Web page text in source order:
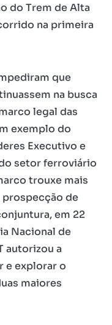
do Trem de Alta
na primeira
que
na busca
legal das
exemplo do
Executivo e
setor ferroviário
trouxe mais
prospecção de
em 22
Nacional de
autorizou a
e explorar o
maiores